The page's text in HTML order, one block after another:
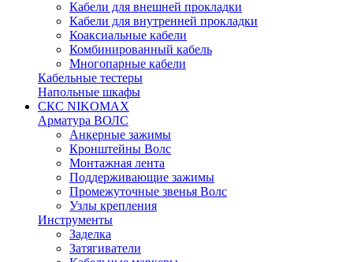
Кабели для внешней прокладки
Кабели для внутренней прокладки
Коаксиальные кабели
Комбинированный кабель
Многопарные кабели
Кабельные тестеры
Напольные шкафы
СКС NIKOMAX
Арматура ВОЛС
Анкерные зажимы
Кронштейны Волс
Монтажная лента
Поддерживающие зажимы
Промежуточные звенья Волс
Узлы крепления
Инструменты
Заделка
Затягиватели